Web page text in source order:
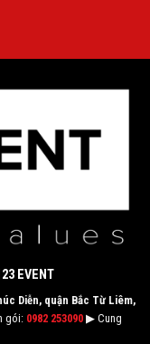
EVENT
Diễn, quận Bắc Từ Liêm,
gói: 0982 253090▶ Cung